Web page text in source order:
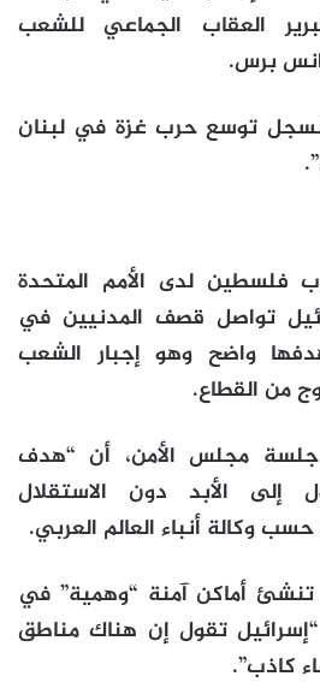
العقاب الجماعي للشعب
برس.
نسجل توسع حرب غزة في لبنان
فلسطين لدى الأمم المتحدة
تواصل قصف المدنيين في
واضح وهو إجبار الشعب
من القطاع.
مجلس الأمن، أن “هدف
الأبد دون الاستقلال
وكالة أنباء العالم العربي.
تنشئ أماكن آمنة “وهمية” في
تقول إن هناك مناطق
كاذب”.